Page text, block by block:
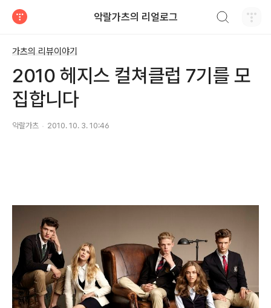
악랄가츠의 리얼로그
가츠의 리뷰이야기
2010 헤지스 컬쳐클럽 7기를 모
집합니다
악랄가츠 2010. 10. 3. 10:46